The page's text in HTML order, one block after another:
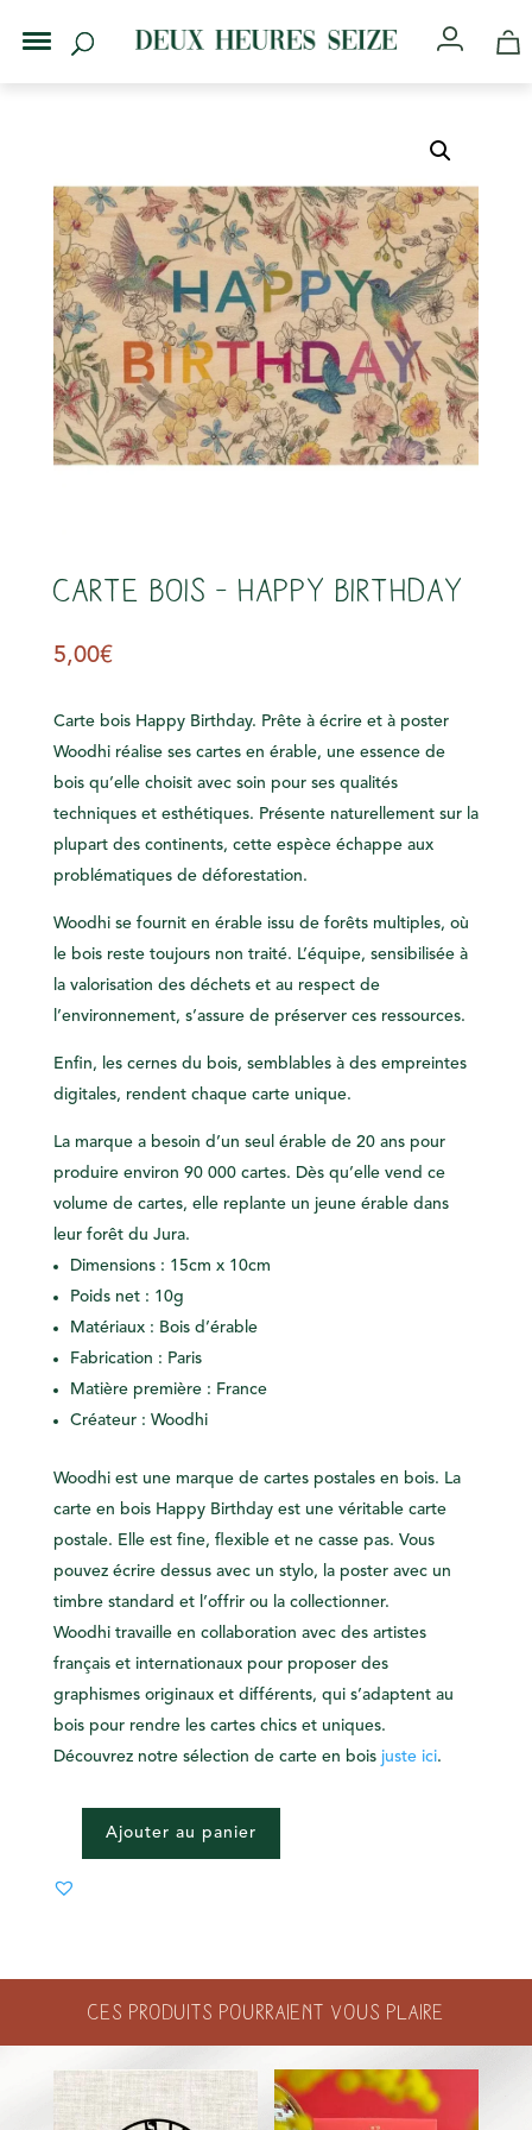
Carte bois – Happy Birthday
5,00€
Carte bois Happy Birthday. Prête à écrire et à poster
Woodhi réalise ses cartes en érable, une essence de
bois qu’elle choisit avec soin pour ses qualités
techniques et esthétiques. Présente naturellement sur la
plupart des continents, cette espèce échappe aux
problématiques de déforestation.
Woodhi se fournit en érable issu de forêts multiples, où
le bois reste toujours non traité. L’équipe, sensibilisée à
la valorisation des déchets et au respect de
l’environnement, s’assure de préserver ces ressources.
Enfin, les cernes du bois, semblables à des empreintes
digitales, rendent chaque carte unique.
La marque a besoin d’un seul érable de 20 ans pour
produire environ 90 000 cartes. Dès qu’elle vend ce
volume de cartes, elle replante un jeune érable dans
leur forêt du Jura.
Dimensions : 15cm x 10cm
Poids net : 10g
Matériaux : Bois d’érable
Fabrication : Paris
Matière première : France
Créateur : Woodhi
Woodhi est une marque de cartes postales en bois. La
carte en bois Happy Birthday est une véritable carte
postale. Elle est fine, flexible et ne casse pas. Vous
pouvez écrire dessus avec un stylo, la poster avec un
timbre standard et l’offrir ou la collectionner.
Woodhi travaille en collaboration avec des artistes
français et internationaux pour proposer des
graphismes originaux et différents, qui s’adaptent au
bois pour rendre les cartes chics et uniques.
Découvrez notre sélection de carte en bois juste ici.
QUANTITÉ
CARTE
HAPPY
BIRTHDAY
Ajouter au panier
Ces produits pourraient vous plaire